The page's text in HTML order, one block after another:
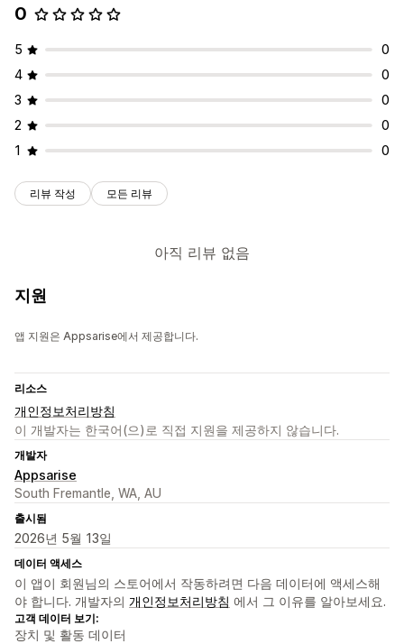
0
5
0
4
0
3
0
2
0
1
0
리뷰 작성 모든 리뷰
아직 리뷰 없음
지원
앱 지원은 Appsarise에서 제공합니다.
리소스
개인정보처리방침
이 개발자는 한국어(으)로 직접 지원을 제공하지 않습니다.
개발자
Appsarise
South Fremantle, WA, AU
출시됨
2026년 5월 13일
데이터 액세스
이 앱이 회원님의 스토어에서 작동하려면 다음 데이터에 액세스해
야 합니다. 개발자의 개인정보처리방침 에서 그 이유를 알아보세요.
고객 데이터 보기:
장치 및 활동 데이터